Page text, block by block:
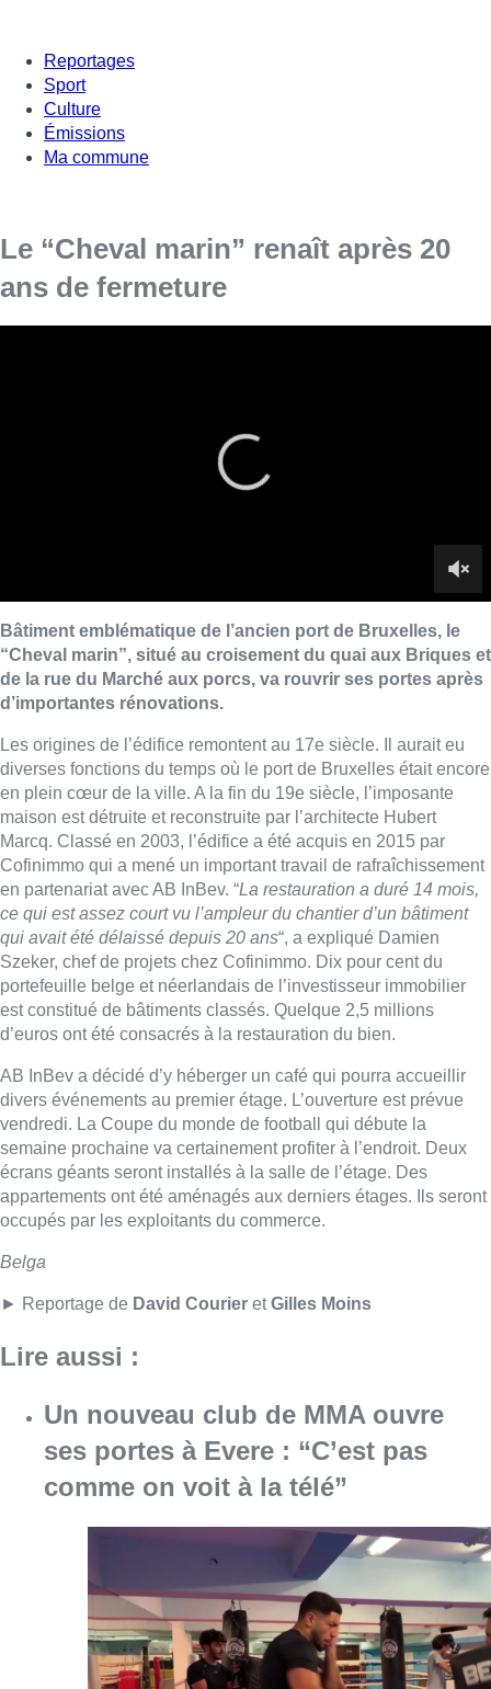
Reportages
Sport
Culture
Émissions
Ma commune
Le “Cheval marin” renaît après 20
ans de fermeture
Les origines de l’édifice remontent au 17e siècle. Il aurait eu
diverses fonctions du temps où le port de Bruxelles était encore
Marcq. Classé en 2003, l’édifice a été acquis en 2015 par
Cofinimmo qui a mené un important travail de rafraîchissement
La restauration a duré 14 mois,
ce qui est assez court vu l’ampleur du chantier d’un bâtiment
qui avait été délaissé depuis 20 ans
“, a expliqué Damien
Szeker, chef de projets chez Cofinimmo. Dix pour cent du
portefeuille belge et néerlandais de l’investisseur immobilier
est constitué de bâtiments classés. Quelque 2,5 millions
d’euros ont été consacrés à la restauration du bien.
AB InBev a décidé d’y héberger un café qui pourra accueillir
divers événements au premier étage. L’ouverture est prévue
vendredi. La Coupe du monde de football qui débute la
semaine prochaine va certainement profiter à l’endroit. Deux
écrans géants seront installés à la salle de l’étage. Des
appartements ont été aménagés aux derniers étages. Ils seront
occupés par les exploitants du commerce.
Belga
► Reportage deDavid Courieret Gilles Moins
Lire aussi :
Un nouveau club de MMA ouvre
ses portes à Evere : “C’est pas
comme on voit à la télé”
08 août 2026Consulter l'article "Un nouveau club de
Au Moeraske, Bart Hanssens